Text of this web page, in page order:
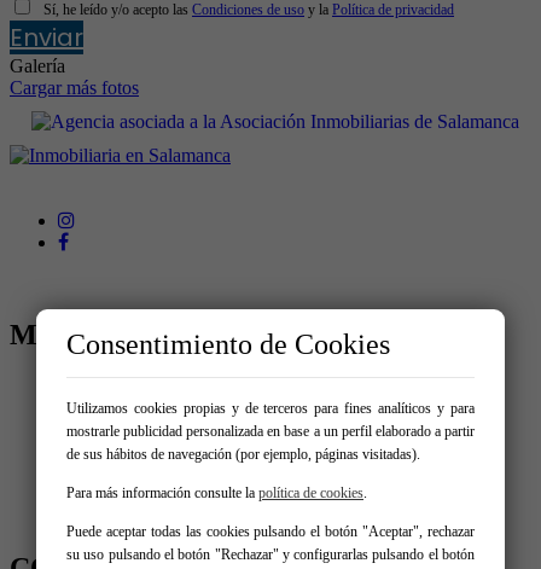
Sí, he leído y/o acepto las Condiciones de uso y la Política de privacidad
Enviar
Galería
Cargar más fotos
MENÚ
Alquilar
Vende tu inmueble
Promociones
Servicios
Consentimiento de Cookies
Utilizamos cookies propias y de terceros para fines analíticos y para
mostrarle publicidad personalizada en base a un perfil elaborado a partir
de sus hábitos de navegación (por ejemplo, páginas visitadas).
Para más información consulte la política de cookies.
Puede aceptar todas las cookies pulsando el botón "Aceptar", rechazar
su uso pulsando el botón "Rechazar" y configurarlas pulsando el botón